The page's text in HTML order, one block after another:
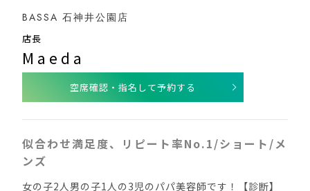
BASSA 石神井公園店
店長
Maeda
空席確認・指名して予約する
似合わせ満足度、リピート率No.1/ショート/メ
ンズ
女の子2人男の子1人の3児のパパ美容師です！【診断】